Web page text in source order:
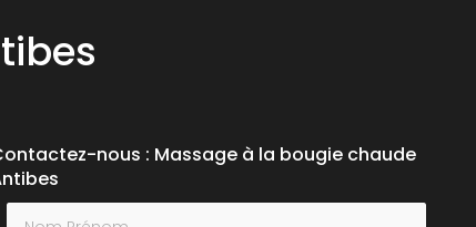
nous : Massage à la bougie chaude
Nom Prénom